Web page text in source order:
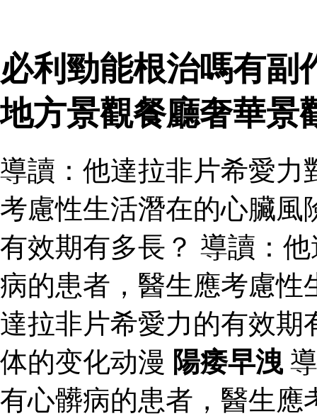
必利勁能根治嗎有副
地方景觀餐廳奢華景
導讀：他達拉非片希愛力
考慮性生活潛在的心臟風
有效期有多長？ 導讀：
病的患者，醫生應考慮性
達拉非片希愛力的有效期
体的变化动漫 陽痿早洩
有心髒病的患者，醫生應